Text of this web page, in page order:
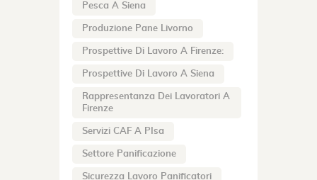
Pesca A Siena
Produzione Pane Livorno
Prospettive Di Lavoro A Firenze:
Prospettive Di Lavoro A Siena
Rappresentanza Dei Lavoratori A
Firenze
Servizi CAF A PIsa
Settore Panificazione
Sicurezza Lavoro Panificatori